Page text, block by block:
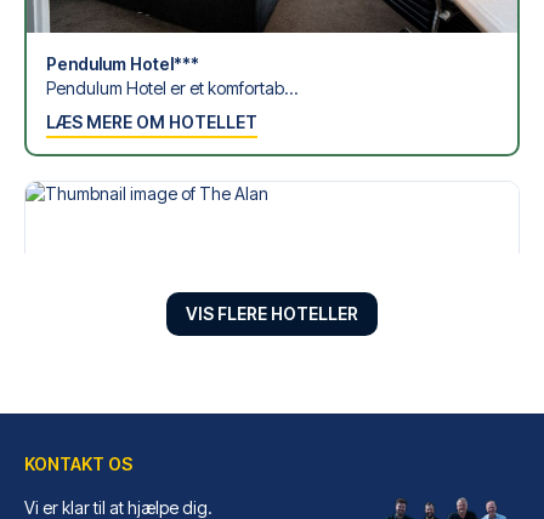
Pendulum Hotel***
Pendulum Hotel er et komfortab...
LÆS MERE OM HOTELLET
The Alan
VIS FLERE HOTELLER
KONTAKT OS
Vi er klar til at hjælpe dig.